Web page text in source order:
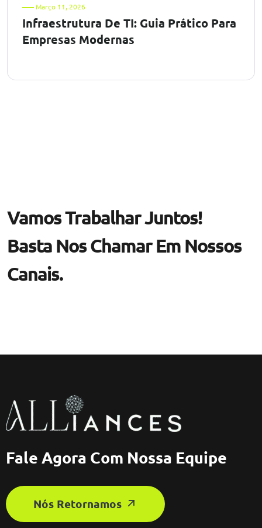
Março 11, 2026
Infraestrutura De TI: Guia Prático Para
Empresas Modernas
Vamos Trabalhar Juntos!
Basta Nos Chamar Em Nossos
Canais.
Fale Agora Com Nossa Equipe
Nós Retornamos